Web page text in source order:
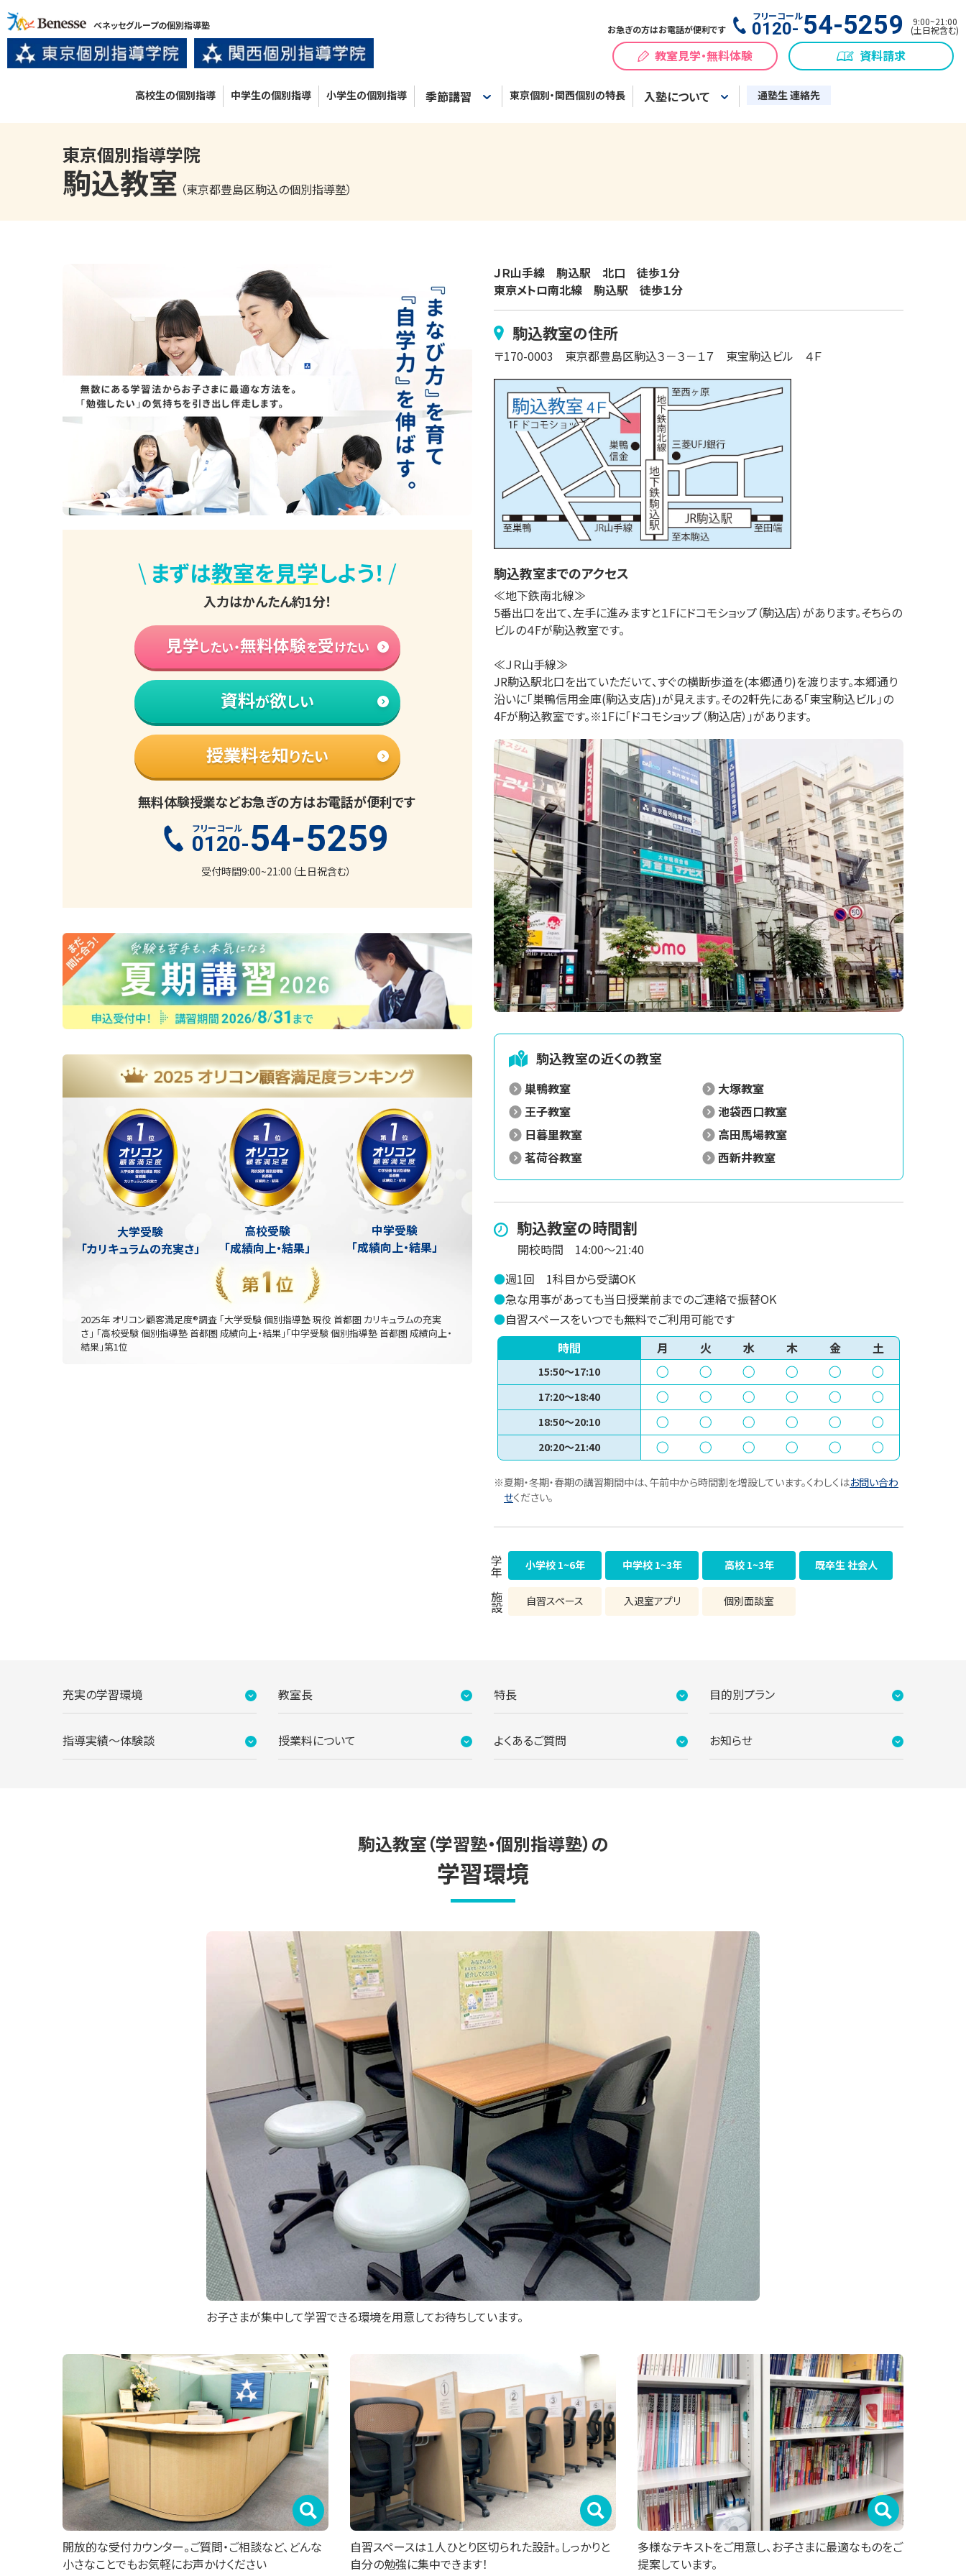
ベネッセグループの個別指導塾 お急ぎの方はお電話が便利です
フリーコール
0120- 54-5259 9:00~21:00
(土日祝含む)
教室見学・無料体験 資料請求
高校生の個別指導 中学生の個別指導 小学生の個別指導 季節講習 東京個別・関西個別の特長 入塾について 通塾生 連絡先
東京個別指導学院
駒込教室 （東京都豊島区駒込の個別指導塾）
\ まずは教室を見学しよう！ /
入力はかんたん約1分！
見学したい・無料体験を受けたい
資料が欲しい
授業料を知りたい
無料体験授業などお急ぎの方はお電話が便利です
フリーコール
0120-54-5259
受付時間9:00~21:00（土日祝含む）
大学受験
「カリキュラムの充実さ」
高校受験
「成績向上・結果」
中学受験
「成績向上・結果」
2025年 オリコン顧客満足度®調査 「大学受験 個別指導塾 現役 首都圏 カリキュラムの充実
さ」 「高校受験 個別指導塾 首都圏 成績向上・結果」「中学受験 個別指導塾 首都圏 成績向上・
結果」第1位
ＪＲ山手線　駒込駅　北口　徒歩１分
東京メトロ南北線　駒込駅　徒歩１分
駒込教室の住所
〒170-0003 東京都豊島区駒込３－３－１７ 東宝駒込ビル ４Ｆ
駒込教室までのアクセス
≪地下鉄南北線≫
5番出口を出て、左手に進みますと１Fにドコモショップ（駒込店）があります。そちらの
ビルの４Fが駒込教室です。
≪ＪＲ山手線≫
JR駒込駅北口を出ていただいて、すぐの横断歩道を(本郷通り)を渡ります。本郷通り
沿いに「巣鴨信用金庫(駒込支店)」が見えます。その2軒先にある「東宝駒込ビル」の
4Fが駒込教室です。※1Fに「ドコモショップ（駒込店）」があります。
駒込教室の近くの教室
巣鴨教室
大塚教室
王子教室
池袋西口教室
日暮里教室
高田馬場教室
茗荷谷教室
西新井教室
駒込教室の時間割
開校時間
14:00～21:40
●週1回
1科目から受講OK
●急な用事があっても当日授業前までのご連絡で振替OK
●自習スペースをいつでも無料でご利用可能です
時間
月 火 水 木 金 土
15:50～17:10
17:20～18:40
18:50～20:10
20:20～21:40
※夏期・冬期・春期の講習期間中は、午前中から時間割を増設しています。くわしくはお問い合わ
せください。
学年 小学校 1~6年 中学校 1~3年 高校 1~3年 既卒生 社会人
施設 自習スペース 入退室アプリ 個別面談室
充実の学習環境 教室長 特長 目的別プラン
指導実績〜体験談 授業料について よくあるご質問 お知らせ
駒込教室（学習塾・個別指導塾）の
学習環境
お子さまが集中して学習できる環境を用意してお待ちしています。
開放的な受付カウンター。ご質問・ご相談など、どんな
小さなことでもお気軽にお声かけください
自習スペースは１人ひとり区切られた設計。しっかりと
自分の勉強に集中できます！
多様なテキストをご用意し、お子さまに最適なものをご
提案しています。